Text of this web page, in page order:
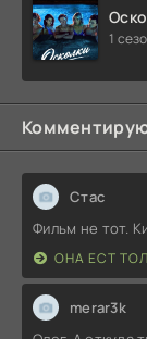
1
Стас
Фильм не тот.
ОНА ЕСТ
merar3k